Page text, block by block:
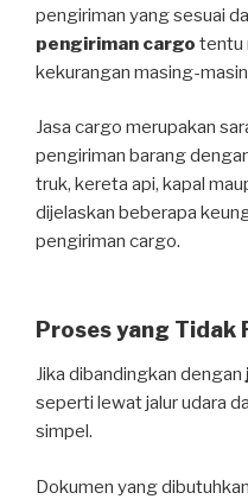
pengiriman yang sesuai
pengiriman cargo tentu
kekurangan masing-
Jasa cargo merupakan
pengiriman barang
truk, kereta api, kapal
dijelaskan beberapa
pengiriman cargo.
Proses yang Tidak
Jika dibandingkan dengan
seperti lewat jalur udara
simpel.
Dokumen yang